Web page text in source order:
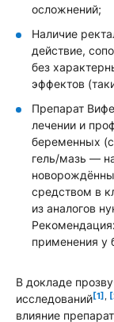
осложнений;
Наличие
действие,
без
эффектов
Препарат
лечении и
беременных
гель/мазь —
средством в
из аналогов
применения у
В докладе
исследований[1] ,
влияние